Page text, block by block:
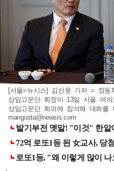
[서울=뉴시스] 김선웅 기자 = 장동
상임고문단 회장이 13일 서울 여
상임고문단 회의에 참석해 대화를
mangusta@newsis.com